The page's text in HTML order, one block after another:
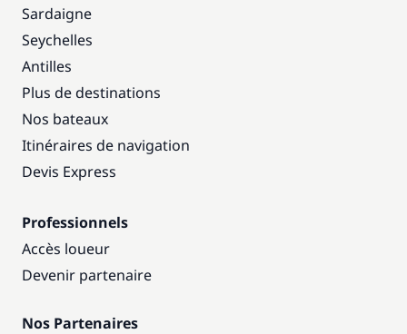
Sardaigne
Seychelles
Antilles
Plus de destinations
Nos bateaux
Itinéraires de navigation
Devis Express
Professionnels
Accès loueur
Devenir partenaire
Nos Partenaires